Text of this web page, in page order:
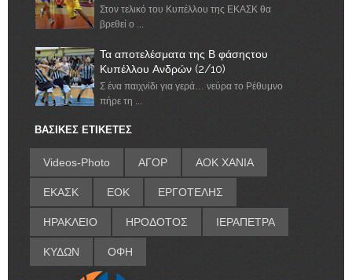
Στον τελικό του Κυπέλλου της ΕΚΑΣΚ θα
βρεθεί ο ...
Τα αποτελέσματα της Β φάσηςτου
Κυπέλλου Ανδρών (2/10)
Σ ένα παιχνίδι για γερά… νεύρα το Ρέθυμνο
πήρε τη ...
ΒΑΣΙΚΕΣ ΕΤΙΚΕΤΕΣ
Videos-Photo ΑΓΟΡ ΑΟΚ ΧΑΝΙΑ
ΕΚΑΣΚ ΕΟΚ ΕΡΓΟΤΕΛΗΣ
ΗΡΑΚΛΕΙΟ ΗΡΟΔΟΤΟΣ ΙΕΡΑΠΕΤΡΑ
ΚΥΔΩΝ ΟΦΗ